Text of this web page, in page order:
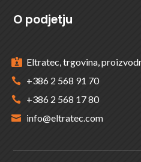
O podjetju
 Eltratec, trgovina,
 +386 2 568 91 70
 +386 2 568 17 80
 info@eltratec.com